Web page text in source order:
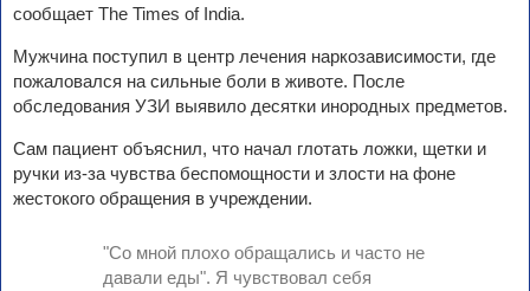
сообщает The Times of India.
Мужчина поступил в центр лечения наркозависимости, где
пожаловался на сильные боли в животе. После
обследования УЗИ выявило десятки инородных предметов.
Сам пациент объяснил, что начал глотать ложки, щетки и
ручки из-за чувства беспомощности и злости на фоне
жестокого обращения в учреждении.
"Со мной плохо обращались и часто не
давали еды". Я чувствовал себя